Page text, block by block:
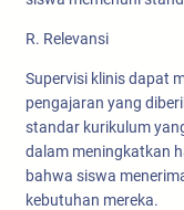
R. Relevansi
Supervisi klinis dapat
pengajaran yang
standar kurikulum
dalam meningkatkan
bahwa siswa
kebutuhan mereka.